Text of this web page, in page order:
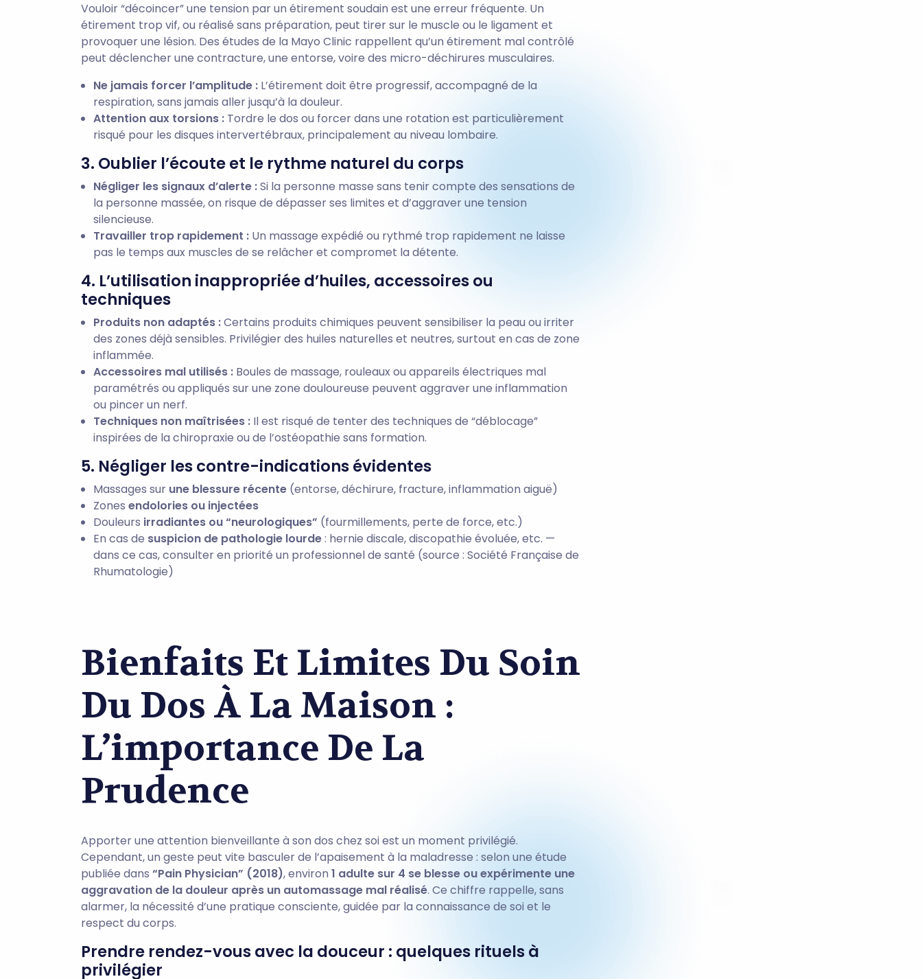
Vouloir “décoincer” une tension par un étirement soudain est une erreur fréquente. Un
étirement trop vif, ou réalisé sans préparation, peut tirer sur le muscle ou le ligament et
provoquer une lésion. Des études de la Mayo Clinic rappellent qu’un étirement mal contrôlé
peut déclencher une contracture, une entorse, voire des micro-déchirures musculaires.
Ne jamais forcer l’amplitude :L’étirement doit être progressif, accompagné de la
respiration, sans jamais aller jusqu’à la douleur.
Attention aux torsions :Tordre le dos ou forcer dans une rotation est particulièrement
risqué pour les disques intervertébraux, principalement au niveau lombaire.
3. Oublier l’écoute et le rythme naturel du corps
Négliger les signaux d’alerte :Si la personne masse sans tenir compte des sensations de
la personne massée, on risque de dépasser ses limites et d’aggraver une tension
silencieuse.
Travailler trop rapidement :Un massage expédié ou rythmé trop rapidement ne laisse
pas le temps aux muscles de se relâcher et compromet la détente.
4. L’utilisation inappropriée d’huiles, accessoires ou
techniques
Produits non adaptés :Certains produits chimiques peuvent sensibiliser la peau ou irriter
des zones déjà sensibles. Privilégier des huiles naturelles et neutres, surtout en cas de zone
inflammée.
Accessoires mal utilisés :Boules de massage, rouleaux ou appareils électriques mal
paramétrés ou appliqués sur une zone douloureuse peuvent aggraver une inflammation
ou pincer un nerf.
Techniques non maîtrisées :Il est risqué de tenter des techniques de “déblocage”
inspirées de la chiropraxie ou de l’ostéopathie sans formation.
5. Négliger les contre-indications évidentes
Massages sur une blessure récente(entorse, déchirure, fracture, inflammation aiguë)
Zones endolories ou injectées
Douleurs irradiantes ou “neurologiques” (fourmillements, perte de force, etc.)
En cas de suspicion de pathologie lourde: hernie discale, discopathie évoluée, etc. —
dans ce cas, consulter en priorité un professionnel de santé (source : Société Française de
Rhumatologie)
Bienfaits Et Limites Du Soin
Du Dos À La Maison :
L’importance De La
Prudence
Apporter une attention bienveillante à son dos chez soi est un moment privilégié.
Cependant, un geste peut vite basculer de l’apaisement à la maladresse : selon une étude
publiée dans “Pain Physician” (2018), environ 1 adulte sur 4 se blesse ou expérimente une
aggravation de la douleur après un automassage mal réalisé. Ce chiffre rappelle, sans
alarmer, la nécessité d’une pratique consciente, guidée par la connaissance de soi et le
respect du corps.
Prendre rendez-vous avec la douceur : quelques rituels à
privilégier